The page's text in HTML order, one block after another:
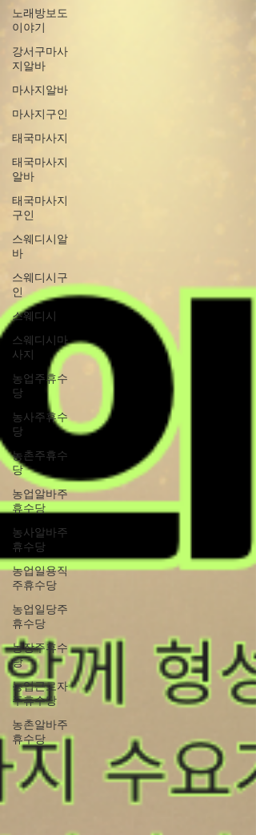
노래방보도
이야기
강서구마사
지알바
마사지알바
마사지구인
태국마사지
태국마사지
알바
태국마사지
구인
스웨디시알
바
스웨디시구
인
스웨디시
스웨디시마
사지
농업주휴수
당
농사주휴수
당
농촌주휴수
당
농업알바주
휴수당
농사알바주
휴수당
농업일용직
주휴수당
농업일당주
휴수당
농장주휴수
당
농업근로자
주휴수당
농촌알바주
휴수당